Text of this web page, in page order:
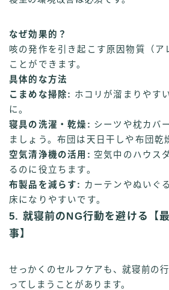
なぜ効果的？
咳の発作を引き起こす原因物質（ア
ことができます。
具体的な方法
こまめな掃除: ホコリが溜まりやす
に。
寝具の洗濯・乾燥: シーツや枕カバ
ましょう。布団は天日干しや布団乾
空気清浄機の活用: 空気中のハウス
るのに役立ちます。
布製品を減らす: カーテンやぬいぐ
床になりやすいです。
5. 就寝前のNG行動を避ける【
事】
せっかくのセルフケアも、就寝前の
ってしまうことがあります。